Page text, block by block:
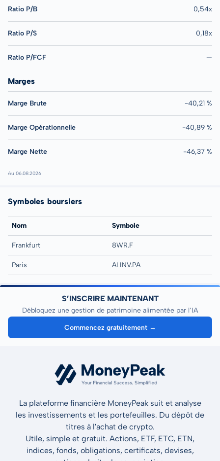
Ratio P/B 0,54x
Ratio P/S 0,18x
Ratio P/FCF —
Marges
Marge Brute -40,21 %
Marge Opérationnelle -40,89 %
Marge Nette -46,37 %
Au 06.08.2026
Symboles boursiers
Nom Symbole
Frankfurt 8WR.F
Paris ALINV.PA
S’INSCRIRE MAINTENANT
Débloquez une gestion de patrimoine alimentée par l’IA
Commencez gratuitement →
La plateforme financière MoneyPeak suit et analyse
les investissements et les portefeuilles. Du dépôt de
titres à l'achat de crypto.
Utile, simple et gratuit. Actions, ETF, ETC, ETN,
indices, fonds, obligations, certificats, devises,